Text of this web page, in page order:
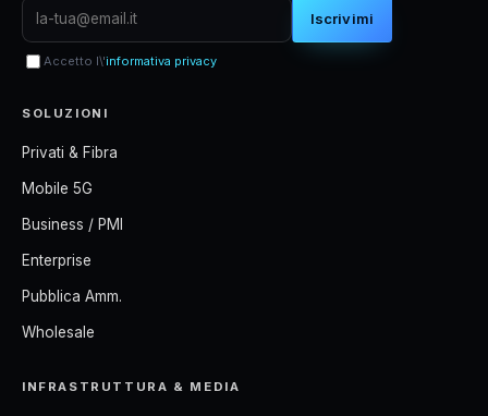
Iscrivimi
Accetto l\'informativa privacy
SOLUZIONI
Privati & Fibra
Mobile 5G
Business / PMI
Enterprise
Pubblica Amm.
Wholesale
INFRASTRUTTURA & MEDIA